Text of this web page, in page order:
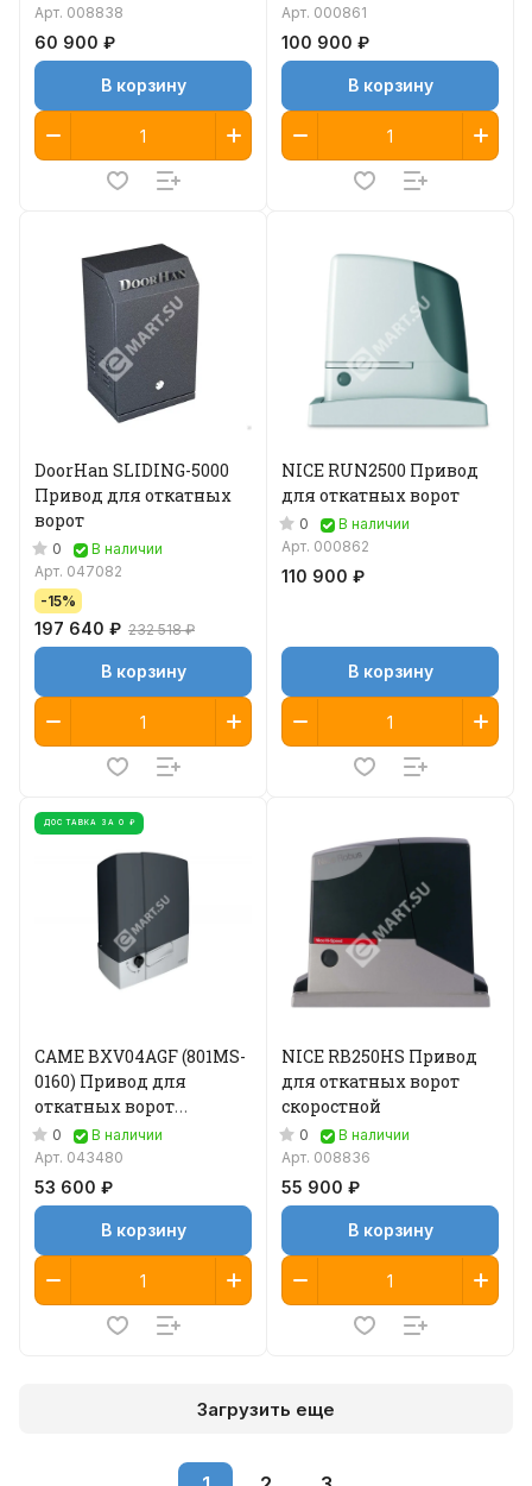
Арт. 008838
60 900 ₽
В корзину
Арт. 000861
100 900 ₽
В корзину
DoorHan SLIDING-5000
Привод для откатных
ворот
0
В наличии
Арт. 047082
-15%
197 640 ₽ 232 518 ₽
В корзину
NICE RUN2500 Привод
для откатных ворот
0
В наличии
Арт. 000862
110 900 ₽
В корзину
ДОСТАВКА ЗА 0 ₽
CAME BXV04AGF (801MS-
0160) Привод для
откатных ворот
скоростной
0
В наличии
Арт. 043480
53 600 ₽
В корзину
NICE RB250HS Привод
для откатных ворот
скоростной
0
В наличии
Арт. 008836
55 900 ₽
В корзину
Загрузить еще